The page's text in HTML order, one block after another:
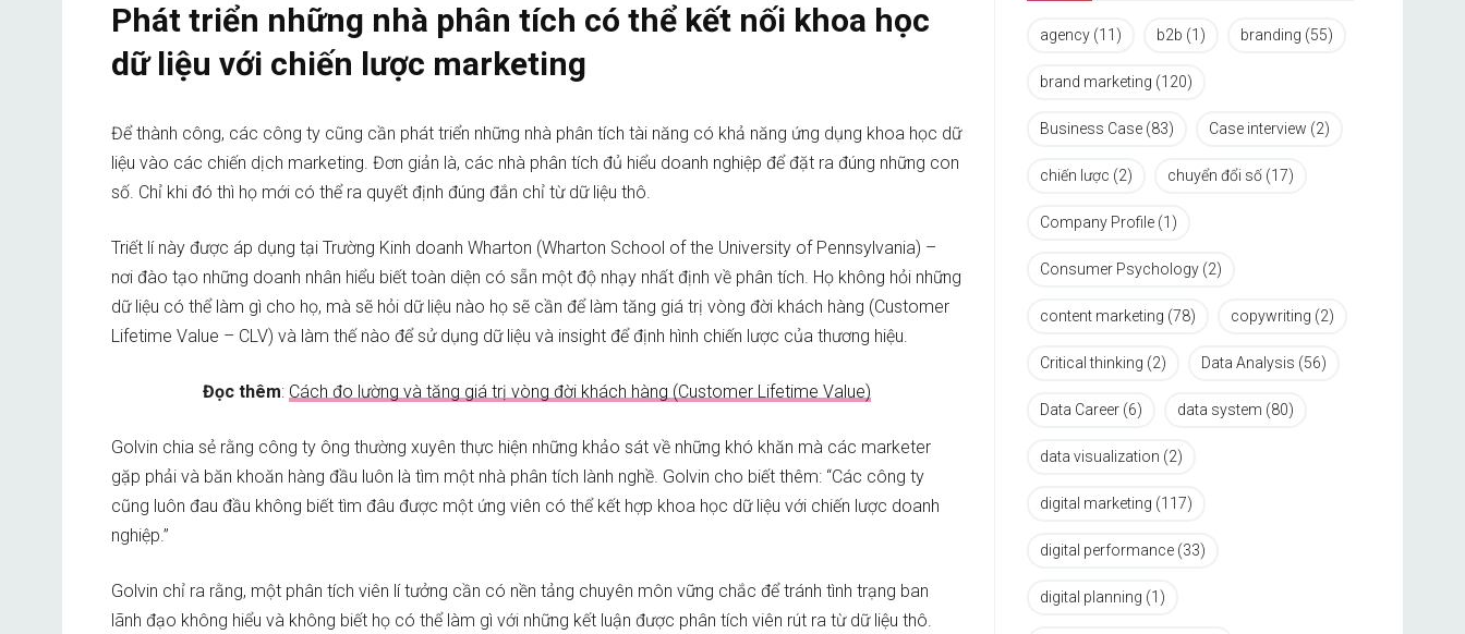
Phát triển những nhà phân tích có thể kết nối khoa học
dữ liệu với chiến lược marketing
Để thành công, các công ty cũng cần phát triển những nhà phân tích tài năng có khả năng ứng dụng khoa học dữ
liệu vào các chiến dịch marketing. Đơn giản là, các nhà phân tích đủ hiểu doanh nghiệp để đặt ra đúng những con
số. Chỉ khi đó thì họ mới có thể ra quyết định đúng đắn chỉ từ dữ liệu thô.
Triết lí này được áp dụng tại Trường Kinh doanh Wharton (Wharton School of the University of Pennsylvania) –
nơi đào tạo những doanh nhân hiểu biết toàn diện có sẵn một độ nhạy nhất định về phân tích. Họ không hỏi những
dữ liệu có thể làm gì cho họ, mà sẽ hỏi dữ liệu nào họ sẽ cần để làm tăng giá trị vòng đời khách hàng (Customer
Lifetime Value – CLV) và làm thế nào để sử dụng dữ liệu và insight để định hình chiến lược của thương hiệu.
Đọc thêm: Cách đo lường và tăng giá trị vòng đời khách hàng (Customer Lifetime Value)
Golvin chia sẻ rằng công ty ông thường xuyên thực hiện những khảo sát về những khó khăn mà các marketer
gặp phải và băn khoăn hàng đầu luôn là tìm một nhà phân tích lành nghề. Golvin cho biết thêm: “Các công ty
cũng luôn đau đầu không biết tìm đâu được một ứng viên có thể kết hợp khoa học dữ liệu với chiến lược doanh
nghiệp.”
Golvin chỉ ra rằng, một phân tích viên lí tưởng cần có nền tảng chuyên môn vững chắc để tránh tình trạng ban
lãnh đạo không hiểu và không biết họ có thể làm gì với những kết luận được phân tích viên rút ra từ dữ liệu thô.
agency (11) b2b (1) branding (55)
brand marketing (120)
Business Case (83) Case interview (2)
chiến lược (2) chuyển đổi số (17)
Company Profile (1)
Consumer Psychology (2)
content marketing (78) copywriting (2)
Critical thinking (2) Data Analysis (56)
Data Career (6) data system (80)
data visualization (2)
digital marketing (117)
digital performance (33)
digital planning (1)